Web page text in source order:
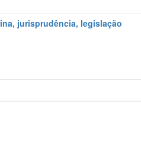
jurisprudência, legislação